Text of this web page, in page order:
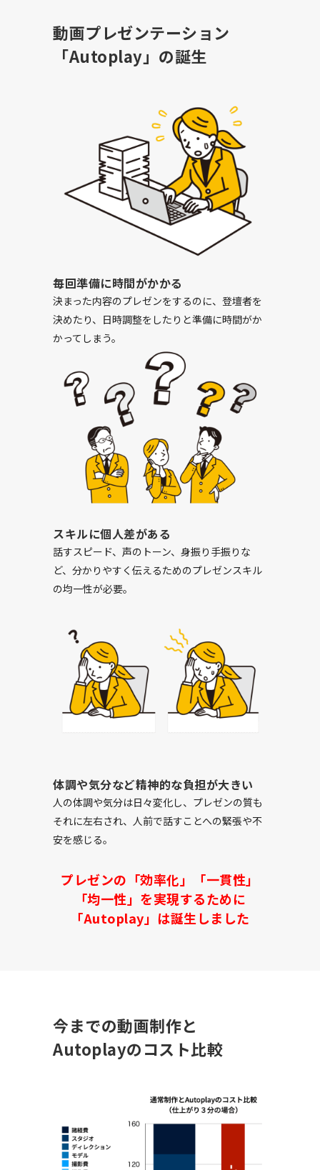
動画プレゼンテーション
「Autoplay」の誕生
毎回準備に時間がかかる
決まった内容のプレゼンをするのに、登壇者を
決めたり、日時調整をしたりと準備に時間がか
かってしまう。
スキルに個人差がある
話すスピード、声のトーン、身振り手振りな
ど、分かりやすく伝えるためのプレゼンスキル
の均一性が必要。
体調や気分など精神的な負担が大きい
人の体調や気分は日々変化し、プレゼンの質も
それに左右され、人前で話すことへの緊張や不
安を感じる。
プレゼンの「効率化」「一貫性」
「均一性」を実現するために
「Autoplay」は誕生しました
今までの動画制作と
Autoplayのコスト比較